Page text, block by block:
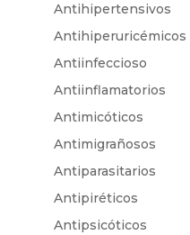
Antihipertensivos
Antihiperuricémicos
Antiinfeccioso
Antiinflamatorios
Antimicóticos
Antimigrañosos
Antiparasitarios
Antipiréticos
Antipsicóticos